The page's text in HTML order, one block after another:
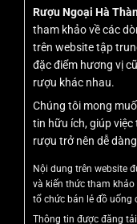
đạt được thành công
Với thiết kế chai
cánh baykhông chỉ
phẩm nghệ thuật
chiếm được vị trí
và trở thành lựa
sưu tập hoặc tìm
Trong phong tục
cánh baymang ý
công cho người
Rượu Ngoại Hà
tham khảo về các
trên website tập
đặc điểm hương vị
rượu khác nhau.
Chúng tôi mong
tin hữu ích, giúp
rượu trở nên dễ
Nội dung trên website
và kiến thức tham
tổ chức bán lẻ đồ uống
Thông tin được đăng